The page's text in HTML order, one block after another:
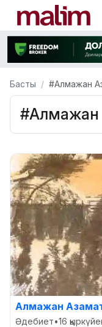
Басты #Алмажан
#Алмажан
Алмажан
Әдебиет•16